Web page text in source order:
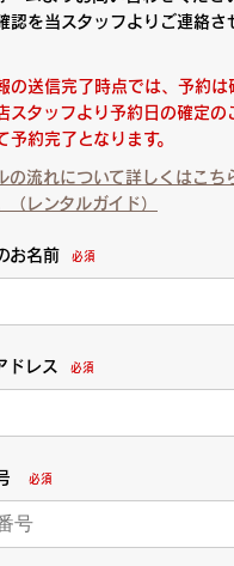
認を当スタッフよりご連絡さ
の送信完了時点では、予約は
スタッフより予約日の確定の
予約完了となります。
の流れについて詳しくはこち
（レンタルガイド）
お名前 必須
ドレス 必須
必須